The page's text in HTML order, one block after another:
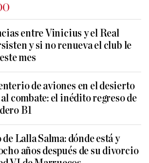
entre Vinicius y el Real
y si no renueva el club le
mes
de aviones en el desierto
combate: el inédito regreso de
B1
Lalla Salma: dónde está y
años después de su divorcio